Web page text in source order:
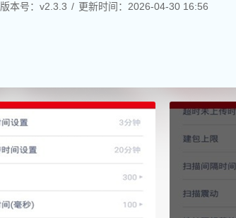
版本号：v2.3.3 更新时间：2026-04-30 16:56